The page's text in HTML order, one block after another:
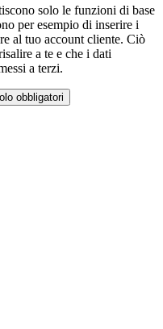
solo le funzioni di base
per esempio di inserire i
al tuo account cliente. Ciò
a te e che i dati
a terzi.
obbligatori